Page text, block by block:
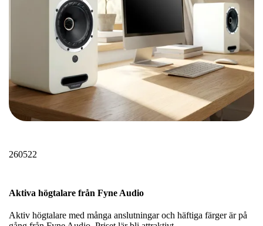
260522
Aktiva högtalare från Fyne Audio
Aktiv högtalare med många anslutningar och häftiga färger är på